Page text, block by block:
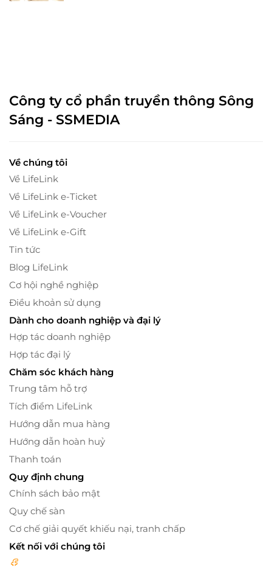
Công ty cổ phần truyền thông Sông
Sáng - SSMEDIA
Về chúng tôi
Về LifeLink
Về LifeLink e-Ticket
Về LifeLink e-Voucher
Về LifeLink e-Gift
Tin tức
Blog LifeLink
Cơ hội nghề nghiệp
Điều khoản sử dụng
Dành cho doanh nghiệp và đại lý
Hợp tác doanh nghiệp
Hợp tác đại lý
Chăm sóc khách hàng
Trung tâm hỗ trợ
Tích điểm LifeLink
Hướng dẫn mua hàng
Hướng dẫn hoàn huỷ
Thanh toán
Quy định chung
Chính sách bảo mật
Quy chế sàn
Cơ chế giải quyết khiếu nại, tranh chấp
Kết nối với chúng tôi